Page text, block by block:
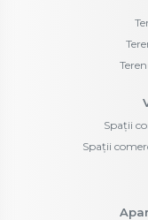
Spații
Spații